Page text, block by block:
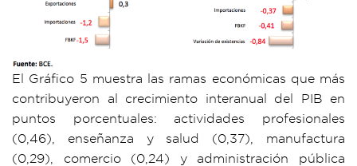
El Gráfico 5 muestra las ramas económicas que más
contribuyeron al crecimiento interanual del PIB en
puntos porcentuales: actividades profesionales
(0,46), enseñanza y salud (0,37), manufactura
(0,29), comercio (0,24) y administración pública